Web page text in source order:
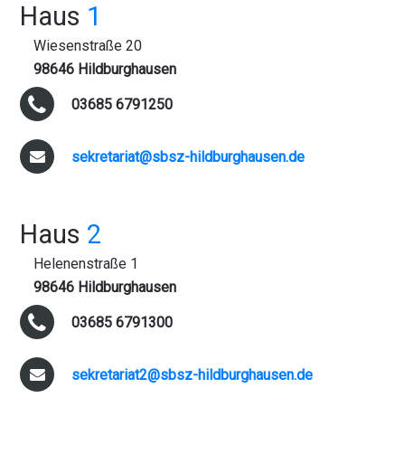
Haus 1
Wiesenstraße 20
98646 Hildburghausen
03685 6791250
sekretariat@sbsz-hildburghausen.de
Haus 2
Helenenstraße 1
98646 Hildburghausen
03685 6791300
sekretariat2@sbsz-hildburghausen.de